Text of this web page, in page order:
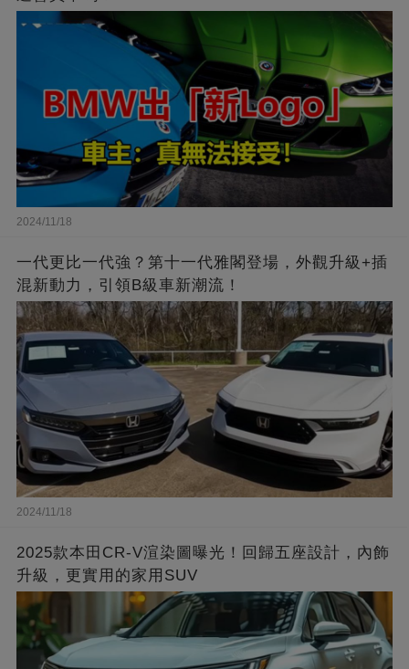
2024/11/18
一代更比一代強？第十一代雅閣登場，外觀升級+插
混新動力，引領B級車新潮流！
2024/11/18
2025款本田CR-V渲染圖曝光！回歸五座設計，內飾
升級，更實用的家用SUV